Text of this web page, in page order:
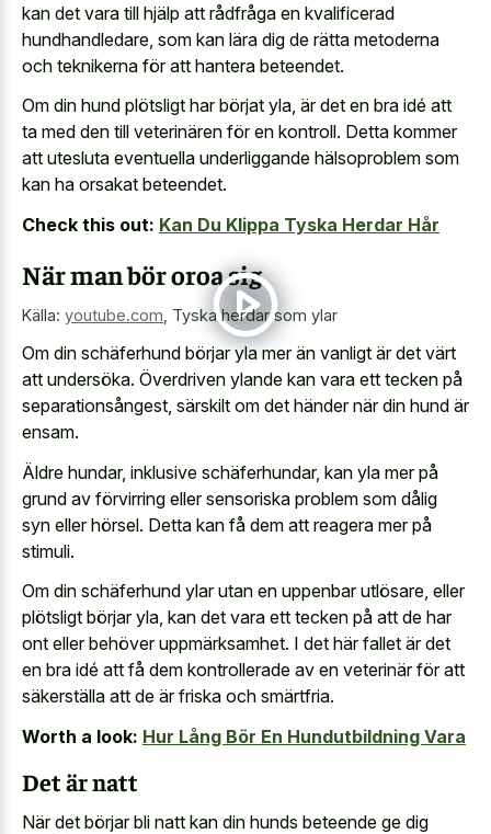
kan det vara till hjälp att rådfråga en kvalificerad
hundhandledare, som kan lära dig de rätta metoderna
och teknikerna för att hantera beteendet.
Om din hund plötsligt har börjat yla, är det en bra idé att
ta med den till veterinären för en kontroll. Detta kommer
att utesluta eventuella underliggande hälsoproblem som
kan ha orsakat beteendet.
Check this out: Kan Du Klippa Tyska Herdar Hår
När man bör oroa sig
Källa: youtube.com Tyska herdar som ylar
Om din schäferhund börjar yla mer än vanligt är det värt
att undersöka. Överdriven ylande kan vara ett tecken på
separationsångest, särskilt om det händer när din hund är
ensam.
Äldre hundar, inklusive schäferhundar, kan yla mer på
grund av förvirring eller sensoriska problem som dålig
syn eller hörsel. Detta kan få dem att reagera mer på
stimuli.
Om din schäferhund ylar utan en uppenbar utlösare, eller
plötsligt börjar yla, kan det vara ett tecken på att de har
ont eller behöver uppmärksamhet. I det här fallet är det
en bra idé att få dem kontrollerade av en veterinär för att
säkerställa att de är friska och smärtfria.
Worth a look: Hur Lång Bör En Hundutbildning Vara
Det är natt
När det börjar bli natt kan din hunds beteende ge dig